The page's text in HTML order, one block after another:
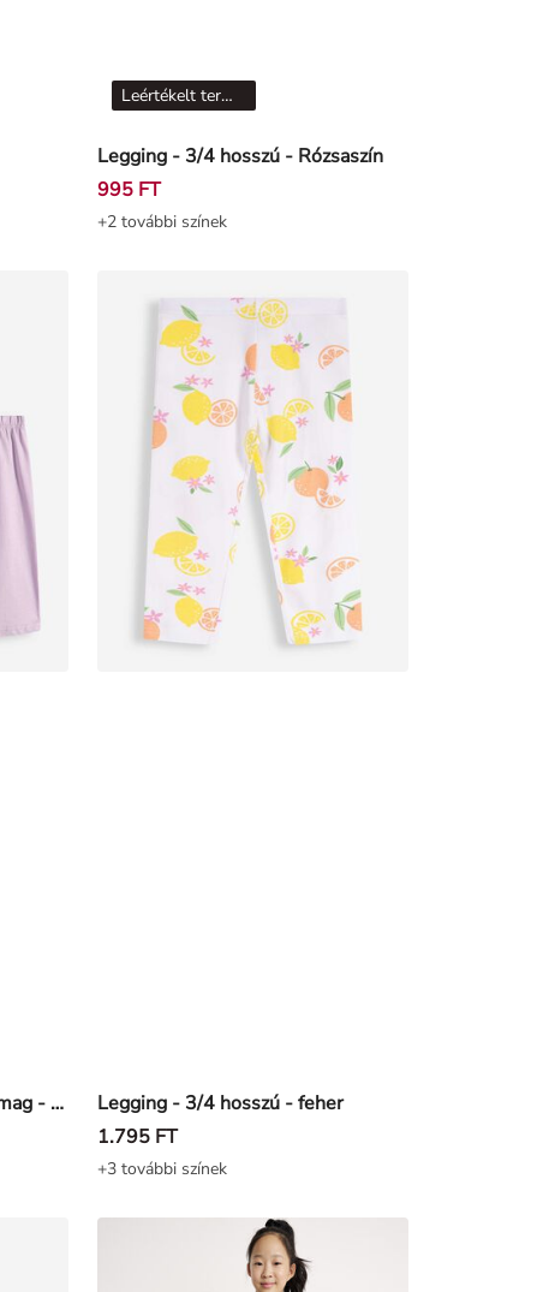
Legging - 3/4 hosszú - Rózsaszín
Leértékelt termékek
995 FT
+2 további színek
Biciklisnadrág - 2 db-os csomag - Világos rózsaszín
Legging - 3/4 hosszú - feher
1.795 FT
+3 további színek